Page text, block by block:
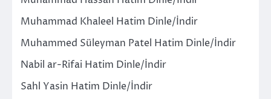
Muhammad Khaleel Hatim Dinle/İndir
Muhammed Süleyman Patel Hatim Dinle/İndir
Nabil ar-Rifai Hatim Dinle/İndir
Sahl Yasin Hatim Dinle/İndir